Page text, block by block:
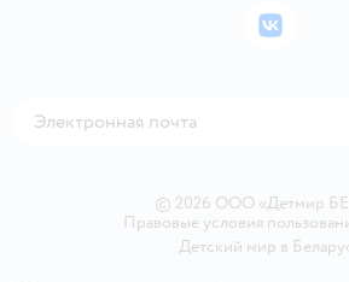
Политика использования
Бонусные карты
© 2026 ООО «Детмир
Правовые условия
Детский мир в
ВКонтакте